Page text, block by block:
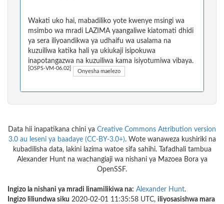
Wakati uko hai, mabadiliko yote kwenye msingi wa
msimbo wa mradi LAZIMA yaangaliwe kiatomati dhidi
ya sera iliyoandikwa ya udhaifu wa usalama na
kuzuiliwa katika hali ya ukiukaji isipokuwa
inapotangazwa na kuzuiliwa kama isiyotumiwa vibaya.
[OSPS-VM-06.02] Onyesha maelezo
Data hii inapatikana chini ya Creative Commons Attribution version
3.0 au leseni ya baadaye (CC-BY-3.0+). Wote wanaweza kushiriki na
kubadilisha data, lakini lazima watoe sifa sahihi. Tafadhali tambua
Alexander Hunt na wachangiaji wa nishani ya Mazoea Bora ya
OpenSSF.
Ingizo la nishani ya mradi linamilikiwa na: Alexander Hunt.
Ingizo liliundwa siku 2020-02-01 11:35:58 UTC, iliyosasishwa mara